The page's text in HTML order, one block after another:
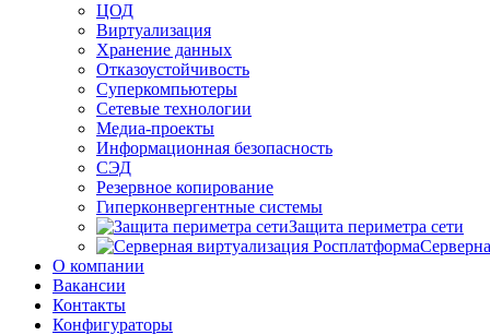
ЦОД
Виртуализация
Хранение данных
Отказоустойчивость
Суперкомпьютеры
Сетевые технологии
Медиа-проекты
Информационная безопасность
СЭД
Резервное копирование
Гиперконвергентные системы
Защита периметра сети
О компании
Вакансии
Контакты
Конфигураторы